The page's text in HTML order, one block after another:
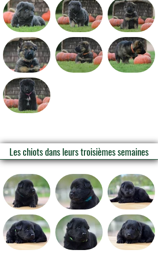
Les chiots dans leurs troisièmes semaines